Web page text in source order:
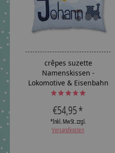
crêpes suzette
Namenskissen -
Lokomotive & Eisenbahn
The rating of this product is
€54,95 *
*Inkl. MwSt. zzgl.
Versandkosten